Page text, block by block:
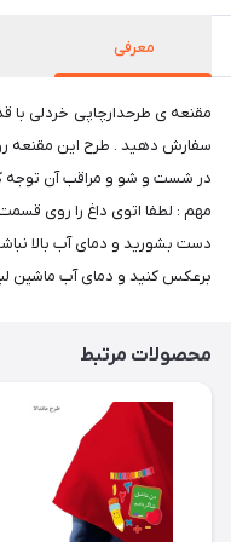
معرفی
سفارش دهید . طرح این مقنعه
در شست و شو و مراقب
مهم : لطفا اتوی داغ را روی
دست بشورید و دمای آب بالا
برعکس کنید و دمای آب ماشین
محصولات مرتبط